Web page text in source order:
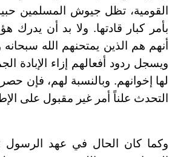
القومية، تظل جيوش المسلمين
بأمر كبار قادتها. ولا بد أن يدرك
أنهم هم الذين يمتحنهم الله سبحانه
ويسجل ردود أفعالهم إزاء الإبادة
لها إخوانهم. وبالنسبة لهم، فإن
التحدث علناً أمر غير مقبول على
وكما كان الحال في عهد الرسول